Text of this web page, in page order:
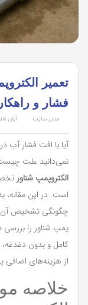
تعمیر
فشار و
مدیر سایت آبان ۱۵, ۱۴۰۴
آیا با افت فشار آب
نمی‌دانید علت چیست
الکتروپمپ شناور
است. در این مقاله،
چگونگی تشخیص آن و
پمپ شناور را
کامل و بدون دغدغه،
از هزینه‌های اضافی
خلاصه